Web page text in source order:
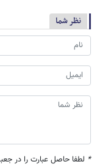
نظر شما
* لطفا حاصل عبارت را در